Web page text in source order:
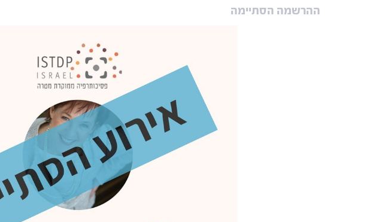
ההרשמה הסתיימה